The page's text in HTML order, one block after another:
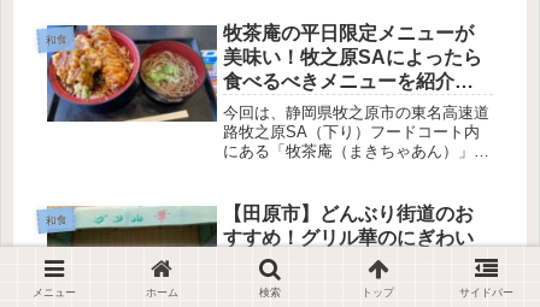
あなたのために、今回は実食してきた
ので、メニューや味を紹介します。
店...
和食
牧茶庵の平日限定メニューが
美味い！牧之原SAによったら
食べるべきメニューを紹介！
【和食】
今回は、静岡県牧之原市の東名高速道
路牧之原SA（下り）フードコート内
にある「牧茶庵（まきちゃあん）」を
「安くてうまいのがいい！」そんなあ
なたにオススメなのが牧之原SA(下
り）...
和食
【田原市】どんぶり街道のお
すすめ！グリル華のにぎわい
天丼を紹介！【天丼】
今回は、愛知県田原市にある「グリル
メニュー ホーム 検索 トップ サイドバー